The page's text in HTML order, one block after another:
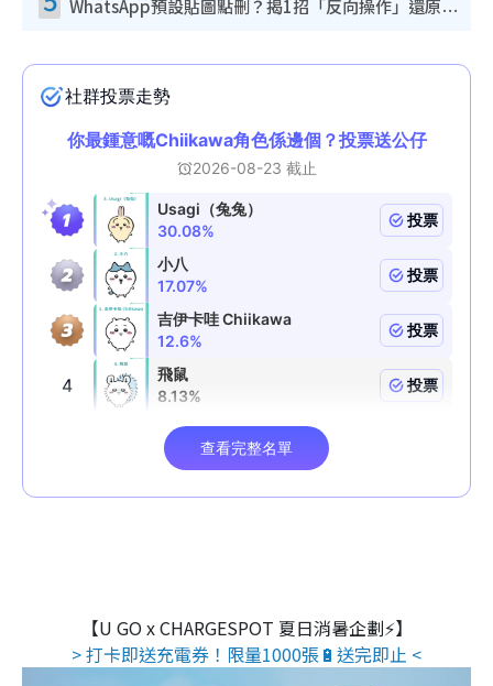
WhatsApp預設貼圖點刪？揭1招「反向操作」還原簡潔介面 附3步實測教學
【U GO x CHARGESPOT 夏日消暑企劃⚡】
> 打卡即送充電券！限量1000張🔋送完即止 <